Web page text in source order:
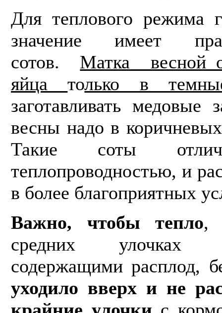
Для теплового режима
значение имеет
сотов. Матка весной
яйцатолько в
заготавливать
весны надо в
Такие соты
теплопроводностью, и
в более благоприятных
Важно,
чтобы тепло,
средних улочках
содержащими расплод,
уходило вверх и не